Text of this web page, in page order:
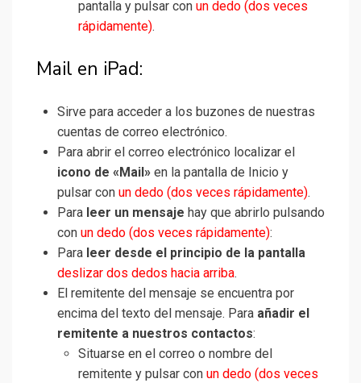
pantalla y pulsar con un dedo (dos veces
rápidamente).
Mail en iPad:
Sirve para acceder a los buzones de nuestras
cuentas de correo electrónico.
Para abrir el correo electrónico localizar el
icono de «Mail» en la pantalla de Inicio y
pulsar con un dedo (dos veces rápidamente).
Para leer un mensaje hay que abrirlo pulsando
con un dedo (dos veces rápidamente):
Para leer desde el principio de la pantalla
deslizar dos dedos hacia arriba.
El remitente del mensaje se encuentra por
encima del texto del mensaje. Para añadir el
remitente a nuestros contactos:
Situarse en el correo o nombre del
remitente y pulsar con un dedo (dos veces